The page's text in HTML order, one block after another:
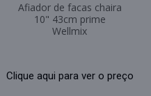
Afiador de facas chaira
10" 43cm prime
Wellmix
Clique aqui para ver o preço